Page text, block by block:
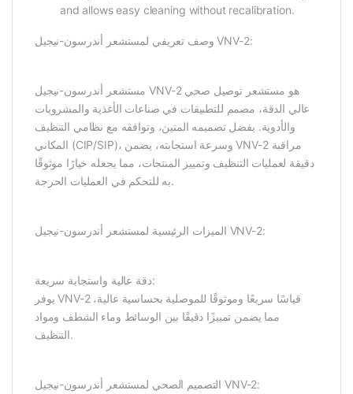
and allows easy cleaning without recalibration.
وصف تعريفي لمستشعر أندرسون-نيجيل VNV-2:
مستشعر أندرسون-نيجيل VNV-2 هو مستشعر توصيل صحي
عالي الدقة، مصمم للتطبيقات في صناعات الأغذية والمشروبات
والأدوية. بفضل تصميمه المتين، وتوافقه مع نظامي التنظيف
المكاني (CIP/SIP)، وسرعة استجابته، يضمن VNV-2 مراقبة
دقيقة لعمليات التنظيف وتمييز المنتجات، مما يجعله خيارًا موثوقًا
به للتحكم في العمليات الحرجة.
الميزات الرئيسية لمستشعر أندرسون-نيجيل VNV-2:
دقة عالية واستجابة سريعة:
يوفر VNV-2 قياسًا سريعًا وموثوقًا للموصلية بحساسية عالية،
مما يضمن تمييزًا دقيقًا بين الوسائط وماء الشطف ومواد
التنظيف.
التصميم الصحي لمستشعر أندرسون-نيجيل VNV-2: